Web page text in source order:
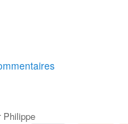
Philippe